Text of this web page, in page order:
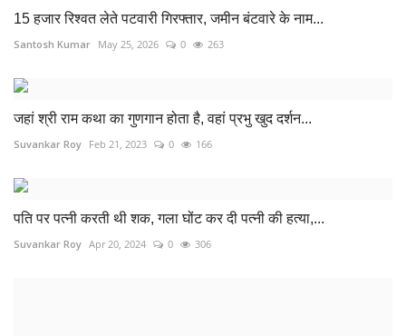
15 हजार रिश्वत लेते पटवारी गिरफ्तार, जमीन बंटवारे के नाम...
Santosh Kumar May 25, 2026 0 263
जहां श्री राम कथा का गुणगान होता है, वहां प्रभु खुद दर्शन...
Suvankar Roy Feb 21, 2023 0 166
पति पर पत्नी करती थी शक, गला घोंट कर दी पत्नी की हत्या,...
Suvankar Roy Apr 20, 2024 0 306